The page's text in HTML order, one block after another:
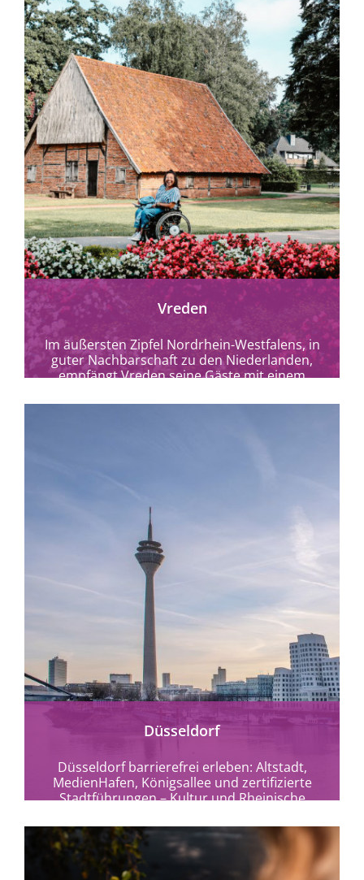
Vreden
Im äußersten Zipfel Nordrhein-Westfalens, in
guter Nachbarschaft zu den Niederlanden,
empfängt Vreden seine Gäste mit einem
Münsterländer...
mehr erfahren
Düsseldorf
Düsseldorf barrierefrei erleben: Altstadt,
MedienHafen, Königsallee und zertifizierte
Stadtführungen – Kultur und Rheinische